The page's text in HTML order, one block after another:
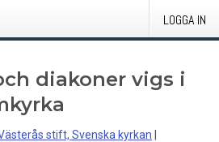
LOGGA IN
diakoner vigs i
stift, Svenska kyrkan